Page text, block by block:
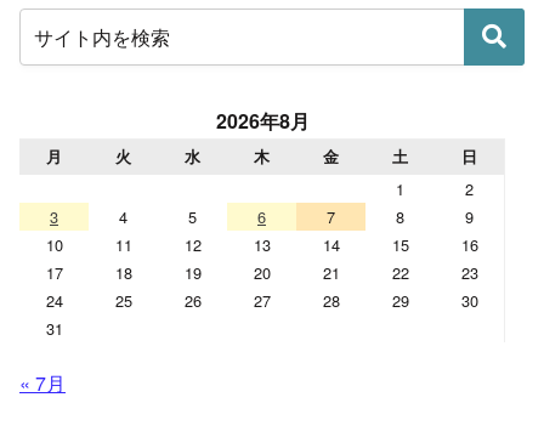
2026年8月
月 火 水 木 金 土 日
1
2
3
4 5 6 7 8
9
10
11 12 13 14 15
16
17
18 19 20 21 22
23
24
25 26 27 28 29
30
31
« 7月